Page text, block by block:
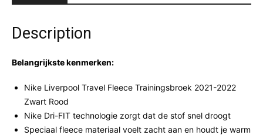
Description
Belangrijkste kenmerken:
Nike Liverpool Travel Fleece Trainingsbroek 2021-2022
Zwart Rood
Nike Dri-FIT technologie zorgt dat de stof snel droogt
Speciaal fleece materiaal voelt zacht aan en houdt je warm